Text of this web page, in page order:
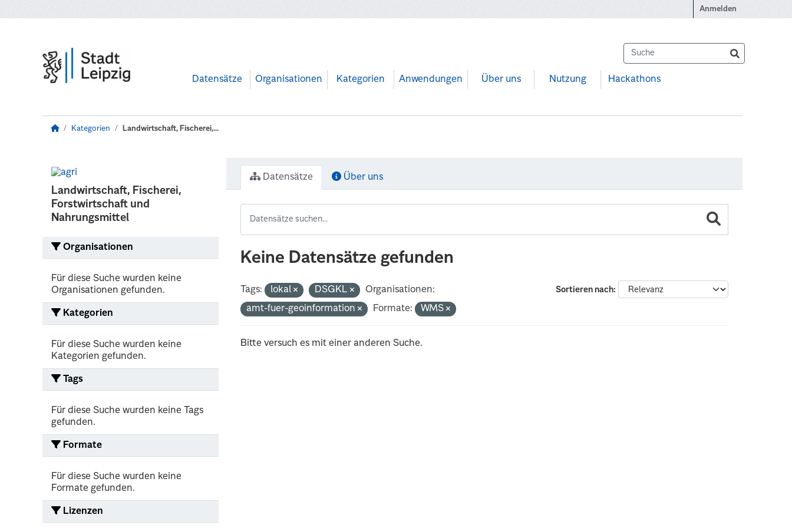
Anmelden
Datensätze Organisationen Kategorien Anwendungen Über uns Nutzung Hackathons
Kategorien Landwirtschaft, Fischerei,...
Landwirtschaft, Fischerei,
Forstwirtschaft und
Nahrungsmittel
Organisationen
Für diese Suche wurden keine
Organisationen gefunden.
Kategorien
Für diese Suche wurden keine
Kategorien gefunden.
Tags
Für diese Suche wurden keine Tags
gefunden.
Formate
Für diese Suche wurden keine
Formate gefunden.
Lizenzen
Datensätze Über uns
Keine Datensätze gefunden
Sortieren nach
Tags: lokal DSGKL
Organisationen:
amt-fuer-geoinformation
Formate: WMS
Bitte versuch es mit einer anderen Suche.